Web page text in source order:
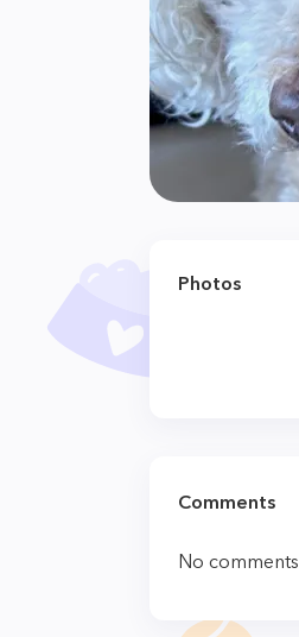
Photos
Comments
No comments